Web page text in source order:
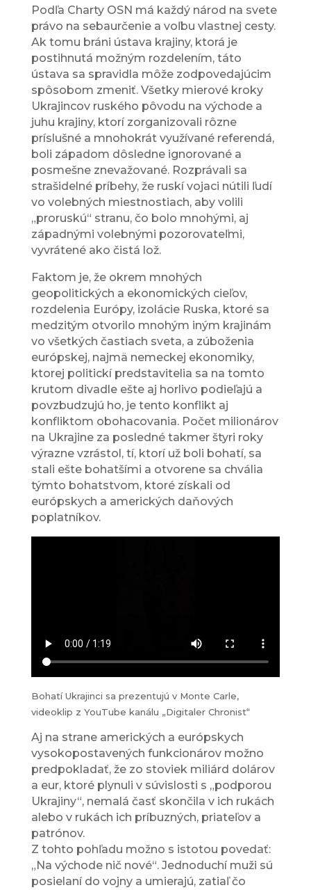
Podľa Charty OSN má každý národ na svete
právo na sebaurčenie a voľbu vlastnej cesty.
Ak tomu bráni ústava krajiny, ktorá je
postihnutá možným rozdelením, táto
ústava sa spravidla môže zodpovedajúcim
spôsobom zmeniť. Všetky mierové kroky
Ukrajincov ruského pôvodu na východe a
juhu krajiny, ktorí zorganizovali rôzne
príslušné a mnohokrát využívané referendá,
boli západom dôsledne ignorované a
posmešne znevažované. Rozprávali sa
strašidelné príbehy, že ruskí vojaci nútili ľudí
vo volebných miestnostiach, aby volili
„proruskú“ stranu, čo bolo mnohými, aj
západnými volebnými pozorovateľmi,
vyvrátené ako čistá lož.
Faktom je, že okrem mnohých
geopolitických a ekonomických cieľov,
rozdelenia Európy, izolácie Ruska, ktoré sa
medzitým otvorilo mnohým iným krajinám
vo všetkých častiach sveta, a zúboženia
európskej, najmä nemeckej ekonomiky,
ktorej politickí predstavitelia sa na tomto
krutom divadle ešte aj horlivo podieľajú a
povzbudzujú ho, je tento konflikt aj
konfliktom obohacovania. Počet milionárov
na Ukrajine za posledné takmer štyri roky
výrazne vzrástol, tí, ktorí už boli bohatí, sa
stali ešte bohatšími a otvorene sa chvália
týmto bohatstvom, ktoré získali od
európskych a amerických daňových
poplatníkov.
Bohatí Ukrajinci sa prezentujú v Monte Carle,
videoklip z YouTube kanálu „Digitaler Chronist“
Aj na strane amerických a európskych
vysokopostavených funkcionárov možno
predpokladať, že zo stoviek miliárd dolárov
a eur, ktoré plynuli v súvislosti s „podporou
Ukrajiny“, nemalá časť skončila v ich rukách
alebo v rukách ich príbuzných, priateľov a
patrónov.
Z tohto pohľadu možno s istotou povedať:
„Na východe nič nové“. Jednoduchí muži sú
posielaní do vojny a umierajú, zatiaľ čo